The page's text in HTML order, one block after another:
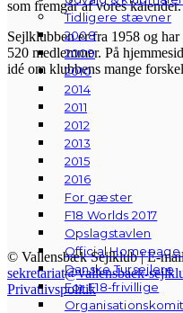
Tidligere stævner
2008
2009
2010
2014
2011
2012
2013
2015
2016
For gæster
F18 Worlds 2017
Opslagstavlen
Official Homepage
Danske Tursejlere
For F18-frivillige
som fremgår af vores kalender.
Sejlklubben er fra 1958 og
520 medlemmer. På
idé om klubbens mange
© Vallensbæk Sejlklub | E-
sekretariat@vallensbaek-
Privatlivspolitik